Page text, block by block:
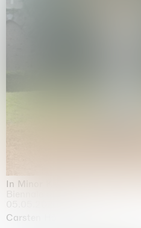
In Minor Keys
Carsten Höller